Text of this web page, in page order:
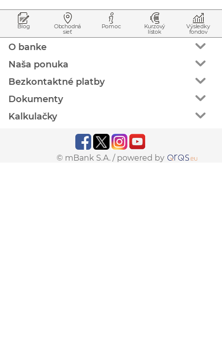
Blog Obchodná
sieť
Pomoc Kurzový
lístok
Výsledky
fondov
O banke
Naša ponuka
Bezkontaktné platby
Dokumenty
Kalkulačky
© mBank S.A. / powered by